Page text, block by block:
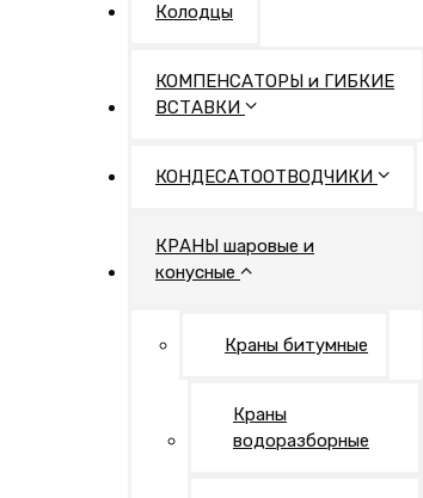
Колодцы
КОМПЕНСАТОРЫ и ГИБКИЕ
ВСТАВКИ
КОНДЕСАТООТВОДЧИКИ
КРАНЫ шаровые и
конусные
Краны битумные
Краны
водоразборные